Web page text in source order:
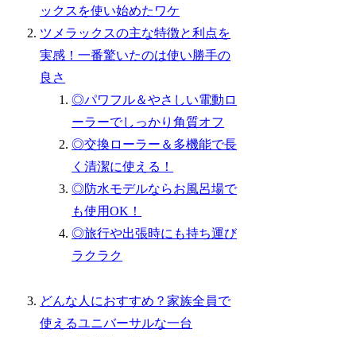
ックスを使い始めたワケ
ツメラックスの主な特徴と利点を
実感！一番驚いたのは使い勝手の
良さ
◎パワフル＆やさしい電動ロ
ーラーでしっかり角質オフ
◎交換ローラー＆多機能で長
く清潔に使える！
◎防水モデルならお風呂場で
も使用OK！
◎旅行や出張時にも持ち運び
ラクラク
どんな人におすすめ？家族全員で
使えるユニバーサルな一台